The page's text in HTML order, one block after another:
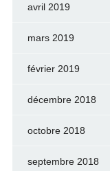
avril 2019
mars 2019
février 2019
décembre 2018
octobre 2018
septembre 2018